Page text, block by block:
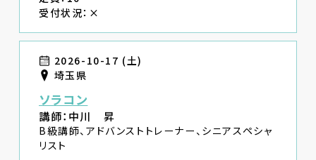
受付状況：×
2026-10-17 (土)
埼玉県
ソラコン
講師：中川 昇
B級講師、アドバンストトレーナー、シニアスペシャ
リスト